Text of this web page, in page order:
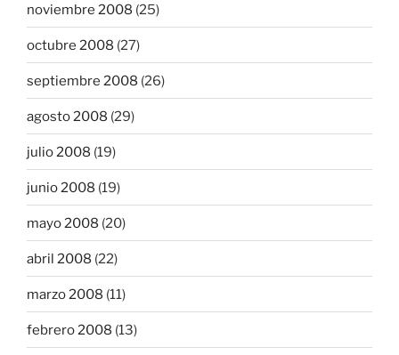
noviembre 2008 (25)
octubre 2008 (27)
septiembre 2008 (26)
agosto 2008 (29)
julio 2008 (19)
junio 2008 (19)
mayo 2008 (20)
abril 2008 (22)
marzo 2008 (11)
febrero 2008 (13)